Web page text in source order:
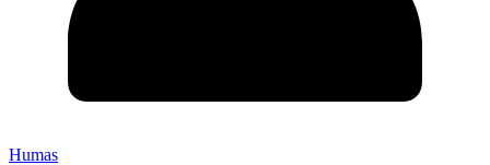
Humas